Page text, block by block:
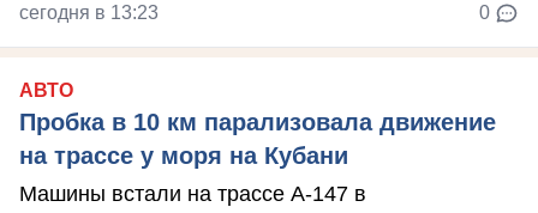
сегодня в 13:23 0
АВТО
Пробка в 10 км парализовала движение
на трассе у моря на Кубани
Машины встали на трассе А-147 в